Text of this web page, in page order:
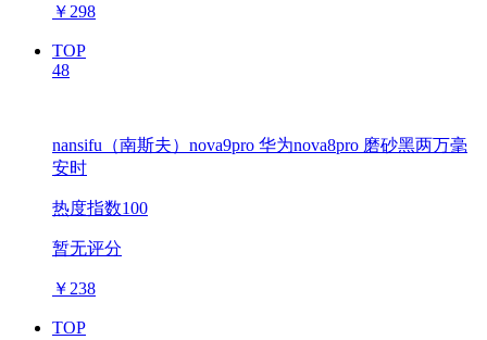
￥ 298
TOP
48
nansifu（南斯夫）nova9pro 华为nova8pro 磨砂黑两万毫
安时
热度指数100
暂无评分
￥ 238
TOP